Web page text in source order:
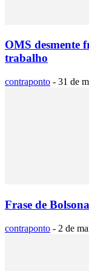
OMS desmente
trabalho
contraponto - 31 de
Frase de
contraponto - 2 de